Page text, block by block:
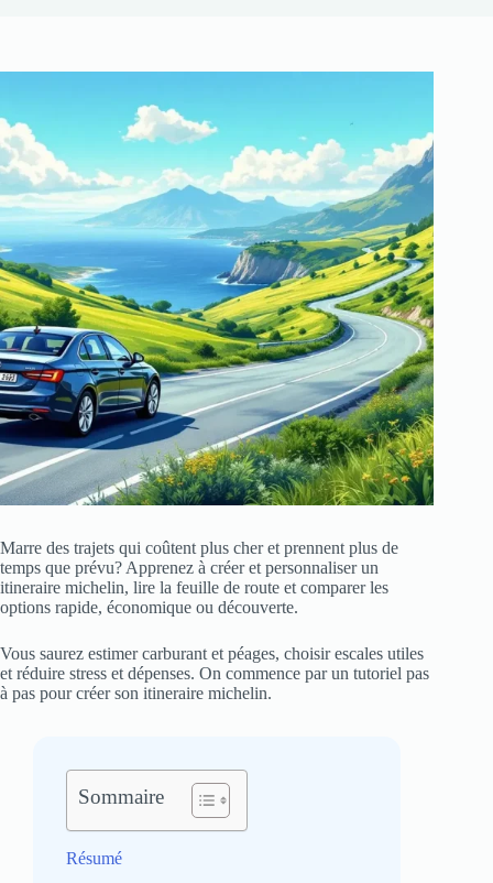
Marre des trajets qui coûtent plus cher et prennent plus de
temps que prévu? Apprenez à créer et personnaliser un
itineraire michelin, lire la feuille de route et comparer les
options rapide, économique ou découverte.
Vous saurez estimer carburant et péages, choisir escales utiles
et réduire stress et dépenses. On commence par un tutoriel pas
à pas pour créer son itineraire michelin.
Sommaire
Résumé